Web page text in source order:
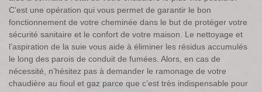
C’est une opération qui vous permet de garantir le bon
fonctionnement de votre cheminée dans le but de protéger votre
sécurité sanitaire et le confort de votre maison. Le nettoyage et
l’aspiration de la suie vous aide à éliminer les résidus accumulés
le long des parois de conduit de fumées. Alors, en cas de
nécessité, n’hésitez pas à demander le ramonage de votre
chaudière au fioul et gaz parce que c’est très indispensable pour